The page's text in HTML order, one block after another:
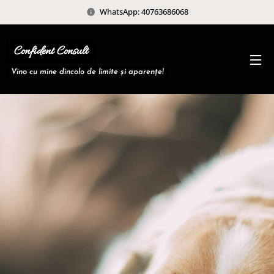
WhatsApp: 40763686068
Confident Consult
Vino cu mine dincolo de limite și aparențe!